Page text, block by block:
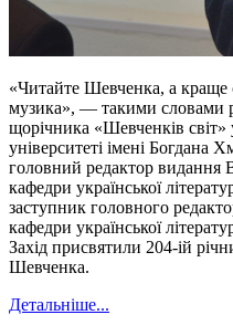
«Читайте Шевченка, а
музика», — такими словами
щорічника «Шевченків
університеті імені Богдана
головний редактор видання
кафедри української
заступник головного
кафедри української
Захід присвятили 204-ій
Шевченка.
Детальніше...